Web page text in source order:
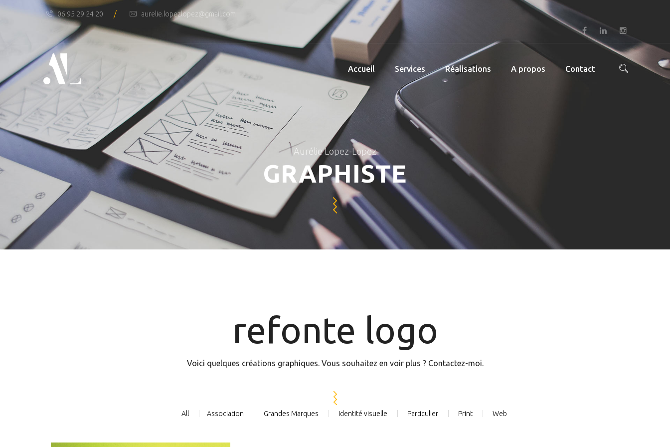
06 95 29 24 20 / aurelie.lopezlopez@gmail.com
Accueil Services Réalisations A propos Contact
Aurélie Lopez-Lopez
GRAPHISTE
refonte logo
Voici quelques créations graphiques. Vous souhaitez en voir plus ? Contactez-moi.
All Association Grandes Marques Identité visuelle Particulier Print Web